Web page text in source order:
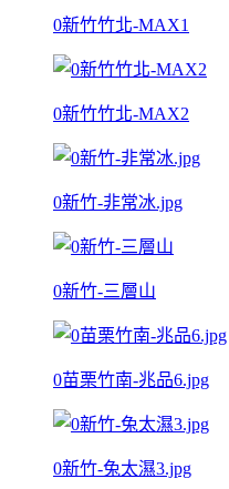
0新竹竹北-MAX1
0新竹竹北-MAX2
0新竹-非常冰.jpg
0新竹-三層山
0苗栗竹南-兆品6.jpg
0新竹-兔太濕3.jpg